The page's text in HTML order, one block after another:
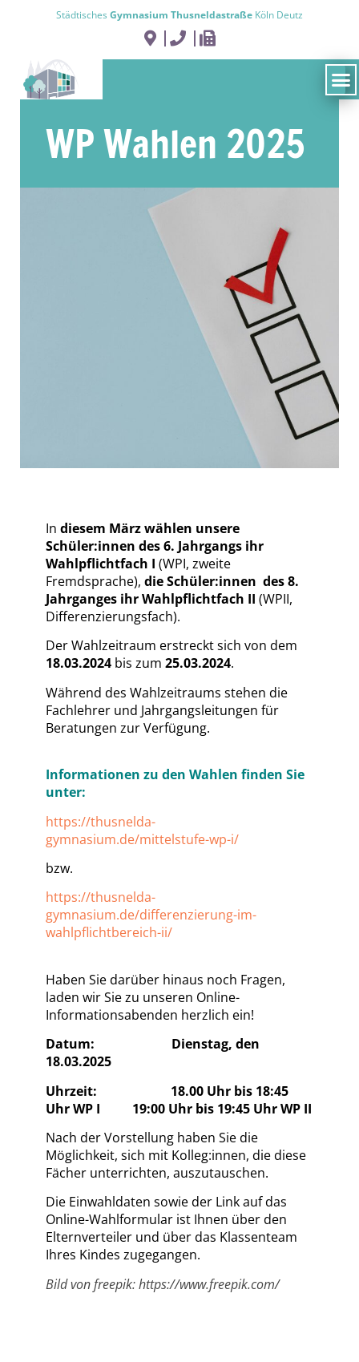
Städtisches Gymnasium Thusneldastraße Köln Deutz
WP Wahlen 2025
In diesem März wählen unsere
Schüler:innen des 6. Jahrgangs ihr
Wahlpflichtfach I (WPI, zweite
Fremdsprache), die Schüler:innen des 8.
Jahrganges ihr Wahlpflichtfach II (WPII,
Differenzierungsfach).
Der Wahlzeitraum erstreckt sich von dem
18.03.2024 bis zum 25.03.2024.
Während des Wahlzeitraums stehen die
Fachlehrer und Jahrgangsleitungen für
Beratungen zur Verfügung.
Informationen zu den Wahlen finden Sie
unter:
https://thusnelda-
gymnasium.de/mittelstufe-wp-i/
bzw.
https://thusnelda-
gymnasium.de/differenzierung-im-
wahlpflichtbereich-ii/
Haben Sie darüber hinaus noch Fragen,
laden wir Sie zu unseren Online-
Informationsabenden herzlich ein!
Datum: Dienstag, den
18.03.2025
Uhrzeit: 18.00 Uhr bis 18:45
Uhr WP I 19:00 Uhr bis 19:45 Uhr WP II
Nach der Vorstellung haben Sie die
Möglichkeit, sich mit Kolleg:innen, die diese
Fächer unterrichten, auszutauschen.
Die Einwahldaten sowie der Link auf das
Online-Wahlformular ist Ihnen über den
Elternverteiler und über das Klassenteam
Ihres Kindes zugegangen.
Bild von freepik: https://www.freepik.com/